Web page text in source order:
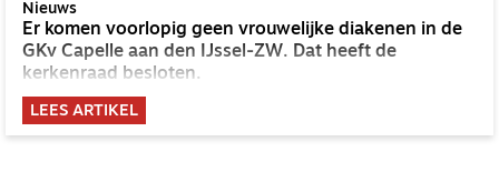
Nieuws
Er komen voorlopig geen vrouwelijke diakenen in de
GKv Capelle aan den IJssel-ZW. Dat heeft de
kerkenraad besloten.
LEES ARTIKEL